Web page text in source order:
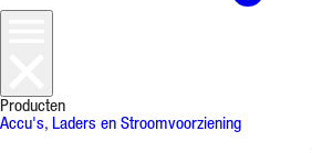
Producten
Accu's, Laders en Stroomvoorziening